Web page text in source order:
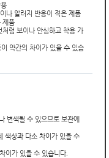
나 알러지 반응이 적은 제품
제품
럼 보이나 안심하고 착용 가
약간의 차이가 있을 수 있습
변색될 수 있으므로 보관에
색상과 다소 차이가 있을 수
이가 있을 수 있습니다.